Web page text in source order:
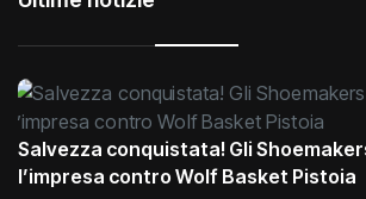
Salvezza conquistata! Gli
l’impresa contro Wolf Basket Pistoia